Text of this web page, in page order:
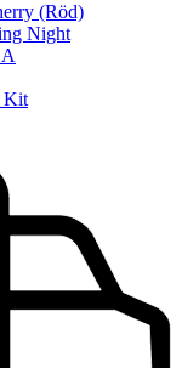
(Röd)
Night
Kit